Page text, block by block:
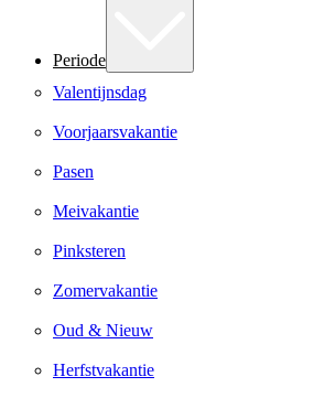
Periode
Valentijnsdag
Voorjaarsvakantie
Pasen
Meivakantie
Pinksteren
Zomervakantie
Oud & Nieuw
Herfstvakantie